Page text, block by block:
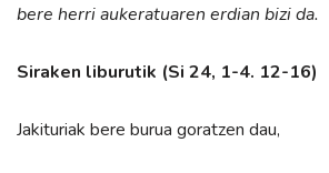
bere herri aukeratuaren erdian bizi da.
Siraken liburutik (Si 24, 1-4. 12-16)
Jakituriak bere burua goratzen dau,